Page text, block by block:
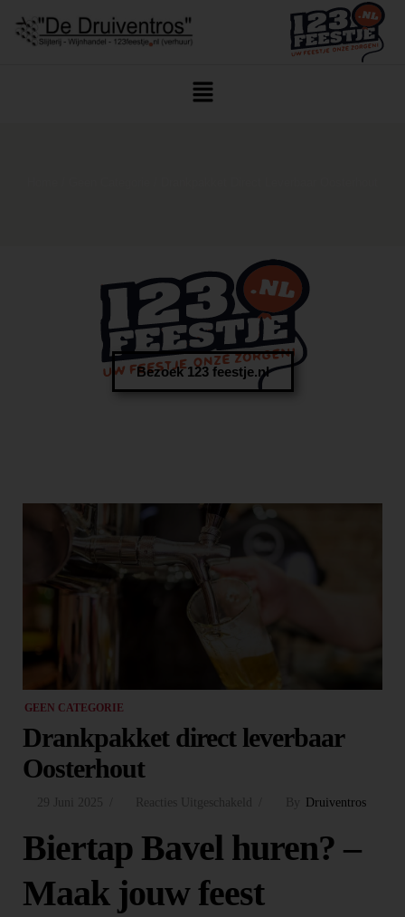
Bezoek 123 feestje.nl
GEEN CATEGORIE
Drankpakket direct leverbaar
Oosterhout
29 Juni 2025 By Druiventros
Reacties Uitgeschakeld
Biertap Bavel huren? –
Maak jouw feest